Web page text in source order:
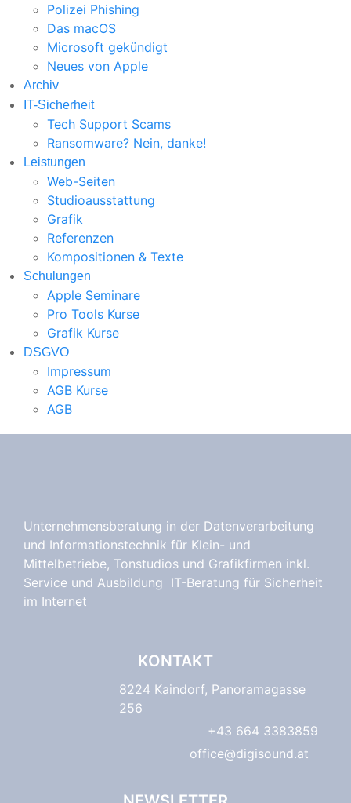
Polizei Phishing
Das macOS
Microsoft gekündigt
Neues von Apple
Archiv
IT-Sicherheit
Tech Support Scams
Ransomware? Nein, danke!
Leistungen
Web-Seiten
Studioausstattung
Grafik
Referenzen
Kompositionen & Texte
Schulungen
Apple Seminare
Pro Tools Kurse
Grafik Kurse
DSGVO
Impressum
AGB Kurse
AGB
Unternehmensberatung in der Datenverarbeitung
und Informationstechnik für Klein- und
Mittelbetriebe, Tonstudios und Grafikfirmen inkl.
Service und Ausbildung IT-Beratung für Sicherheit
im Internet
KONTAKT
8224 Kaindorf, Panoramagasse
256
+43 664 3383859
office@digisound.at